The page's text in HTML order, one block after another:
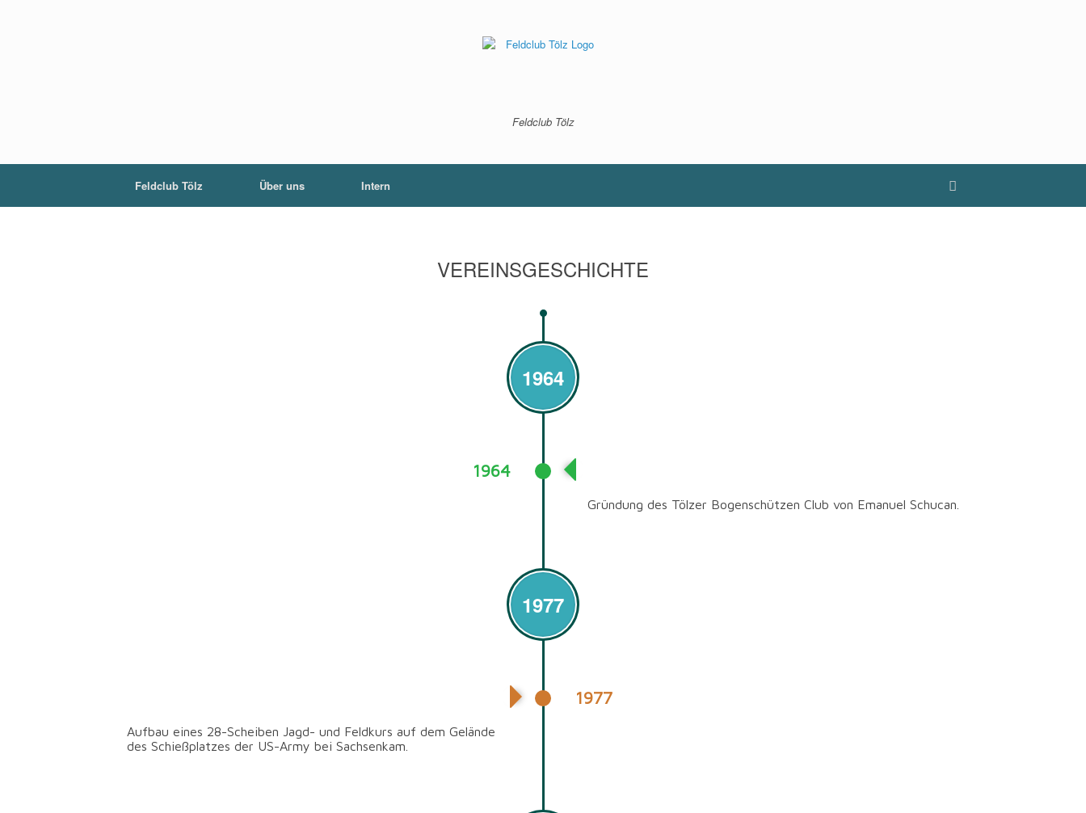
Feldclub Tölz
Feldclub Tölz Über uns Intern
VEREINSGESCHICHTE
1964
1964
Gründung des Tölzer Bogenschützen Club von Emanuel Schucan.
1977
1977
Aufbau eines 28-Scheiben Jagd- und Feldkurs auf dem Gelände
des Schießplatzes der US-Army bei Sachsenkam.